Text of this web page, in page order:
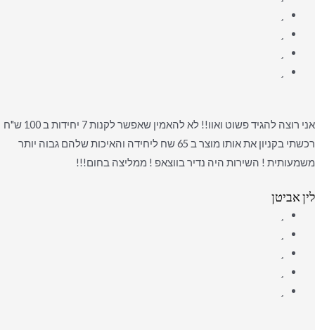
אני רוצה להגיד פשוט ואוו!! לא להאמין שאפשר לקנות 7 יחידות ב 100 ש"ח
רכשתי בקניון את אותו מוצר ב 65 שח ליחידה והאיכות שלהם גבוה יותר
משמעותית ! השירות היה נדיר בווצאפ ! ממליצה בחום!!!
לין אביטן